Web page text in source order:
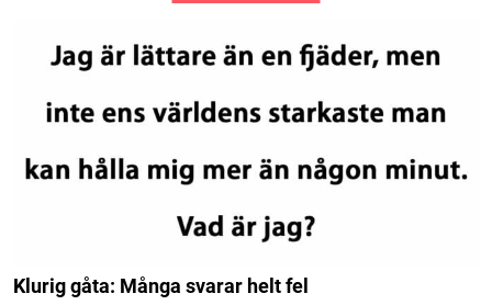
Klurig gåta: Många svarar helt fel